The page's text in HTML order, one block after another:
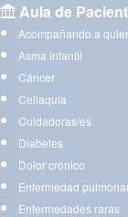
Aula de
Acompañando a
Asma infantil
Cáncer
Celiaquía
Cuidadoras/es
Diabetes
Dolor crónico
Enfermedad
Enfermedades raras